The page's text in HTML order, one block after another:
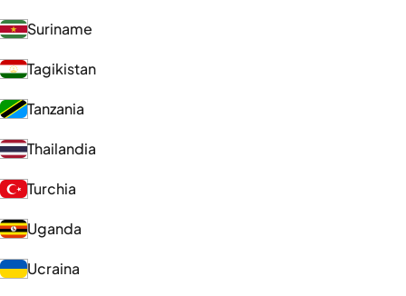
Suriname
Tagikistan
Tanzania
Thailandia
Turchia
Uganda
Ucraina